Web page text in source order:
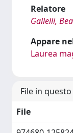
Relatore
Gallelli,
Appare
Laurea
File in
File